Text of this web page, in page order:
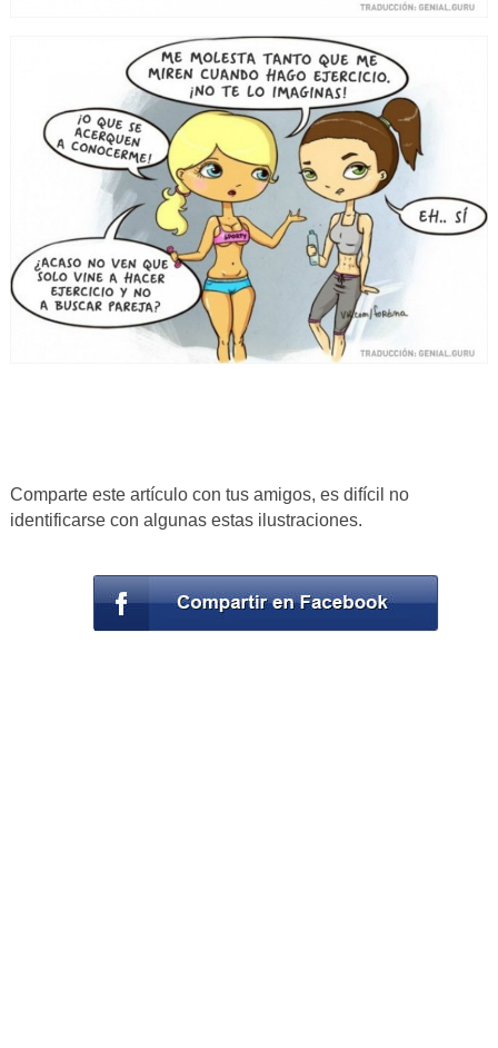
Comparte este artículo con tus amigos, es difícil no
identificarse con algunas estas ilustraciones.